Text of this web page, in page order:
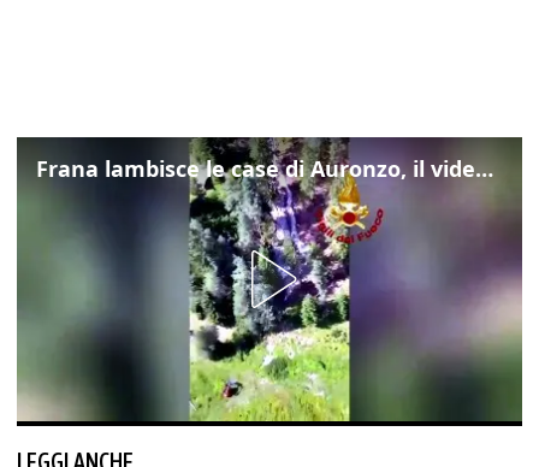
Frana lambisce le case di Auronzo, il video dall'elicottero dei vigili del fuoco